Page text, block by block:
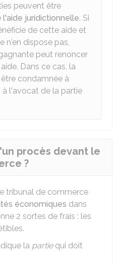
peuvent être
l'aide juridictionnelle. Si
de cette aide et
n'en dispose pas,
peut renoncer
Dans ce cas, la
condamnée à
à l'avocat de la partie
procès devant le
?
tribunal de commerce
économiques dans
2 sortes de frais : les
la partiequi doit